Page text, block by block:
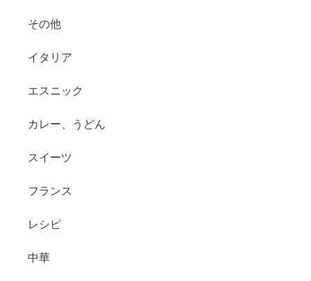
その他
イタリア
エスニック
カレー、うどん
スイーツ
フランス
レシピ
中華